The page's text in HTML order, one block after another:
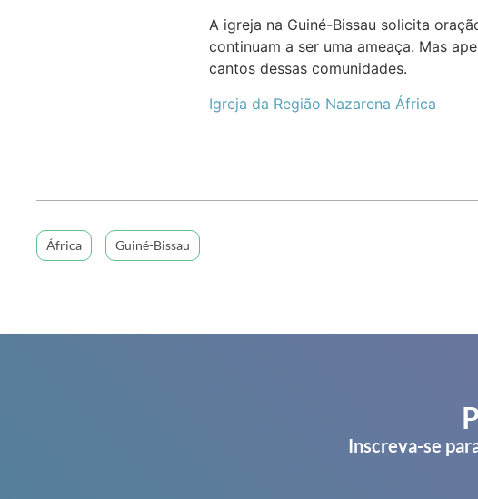
A igreja na Guiné-Bissau solicita
continuam a ser uma ameaça. Mas
cantos dessas comunidades.
Igreja da Região Nazarena África
África Guiné-Bissau
Inscreva-se